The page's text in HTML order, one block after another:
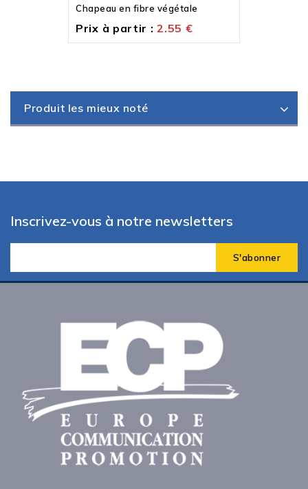
Chapeau en fibre végétale
Prix à partir : 2.55 €
Produit les mieux noté
Inscrivez-vous à notre newsletters